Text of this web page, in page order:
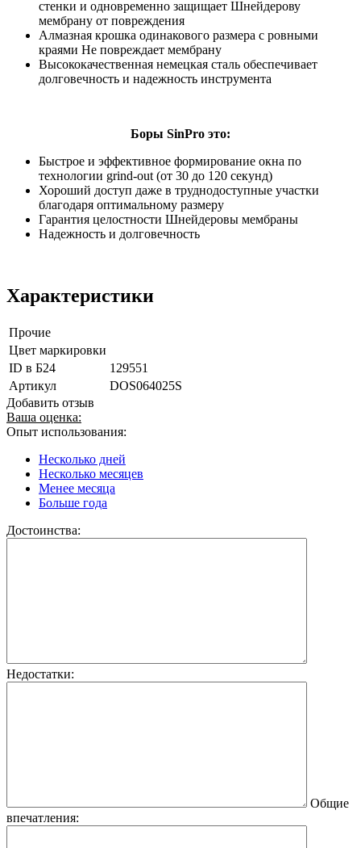
стенки и одновременно защищает Шнейдерову
мембрану от повреждения
Алмазная крошка одинакового размера с ровными
краями Не повреждает мембрану
Высококачественная немецкая сталь обеспечивает
долговечность и надежность инструмента
Боры SinPro это:
Быстрое и эффективное формирование окна по
технологии grind-out (от 30 до 120 секунд)
Хороший доступ даже в труднодоступные участки
благодаря оптимальному размеру
Гарантия целостности Шнейдеровы мембраны
Надежность и долговечность
Характеристики
Прочие
Цвет маркировки
ID в Б24
129551
Артикул
DOS064025S
Добавить отзыв
Ваша оценка:
Опыт использования:
Несколько дней
Несколько месяцев
Менее месяца
Больше года
Достоинства:
Недостатки:
Общие
впечатления: